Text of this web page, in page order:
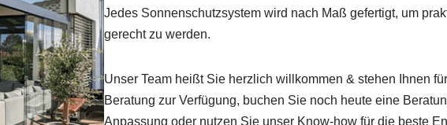
Jedes Sonnenschutzsystem wird nach Maß gefertigt, um
gerecht zu werden.
Unser Team heißt Sie herzlich willkommen & stehen Ihnen
Beratung zur Verfügung, buchen Sie noch heute eine
Anpassung oder nutzen Sie unser Know-how für die beste